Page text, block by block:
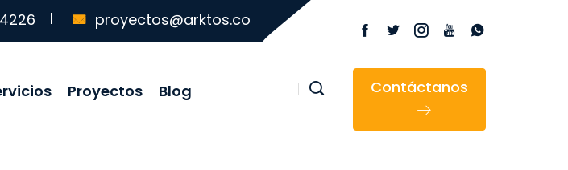
proyectos@arktos.co
Proyectos Blog Contáctanos